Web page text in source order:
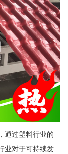
通过塑料行业的
业对于可持续发